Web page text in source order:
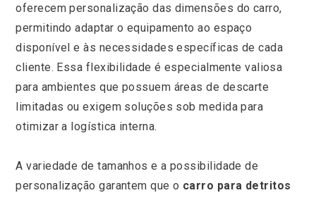
oferecem personalização das dimensões do carro,
permitindo adaptar o equipamento ao espaço
disponível e às necessidades específicas de cada
cliente. Essa flexibilidade é especialmente valiosa
para ambientes que possuem áreas de descarte
limitadas ou exigem soluções sob medida para
otimizar a logística interna.
A variedade de tamanhos e a possibilidade de
personalização garantem que o carro para detritos